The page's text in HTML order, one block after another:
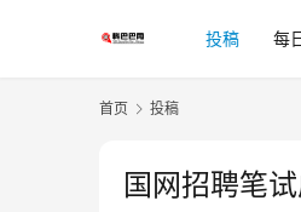
投稿 每
首页 投稿
国网招聘笔